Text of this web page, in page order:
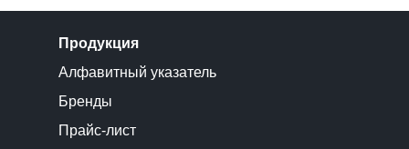
Продукция
Алфавитный указатель
Бренды
Прайс-лист